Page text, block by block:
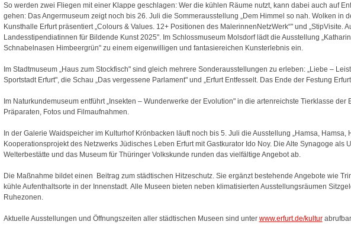
So werden zwei Fliegen mit einer Klappe geschlagen: Wer die kühlen Räume nutzt, kann dabei auch auf
gehen: Das Angermuseum zeigt noch bis 26. Juli die Sommerausstellung „Dem Himmel so nah. Wolken in
Kunsthalle Erfurt präsentiert „Colours & Values. 12+ Positionen des MalerinnenNetzWerk“" und „StipVisite.
Landesstipendiatinnen für Bildende Kunst 2025". Im Schlossmuseum Molsdorf lädt die Ausstellung
Schnabelnasen Himbeergrün" zu einem eigenwilligen und fantasiereichen Kunsterlebnis ein.
Im Stadtmuseum „Haus zum Stockfisch" sind gleich mehrere Sonderausstellungen zu erleben: „Liebe –
Sportstadt Erfurt", die Schau „Das vergessene Parlament" und „Erfurt Entfesselt. Das Ende der Festung Erfurt
Im Naturkundemuseum entführt „Insekten – Wunderwerke der Evolution" in die artenreichste Tierklasse der
Präparaten, Fotos und Filmaufnahmen.
In der Galerie Waidspeicher im Kulturhof Krönbacken läuft noch bis 5. Juli die Ausstellung „Hamsa, Hamsa,
Kooperationsprojekt des Netzwerks Jüdisches Leben Erfurt mit Gastkurator Ido Noy. Die Alte Synagoge als
Welterbestätte und das Museum für Thüringer Volkskunde runden das vielfältige Angebot ab.
Die Maßnahme bildet einen Beitrag zum städtischen Hitzeschutz. Sie ergänzt bestehende Angebote wie
kühle Aufenthaltsorte in der Innenstadt. Alle Museen bieten neben klimatisierten Ausstellungsräumen
Ruhezonen.
Aktuelle Ausstellungen und Öffnungszeiten aller städtischen Museen sind unter www.erfurt.de/kulturabrufbar.